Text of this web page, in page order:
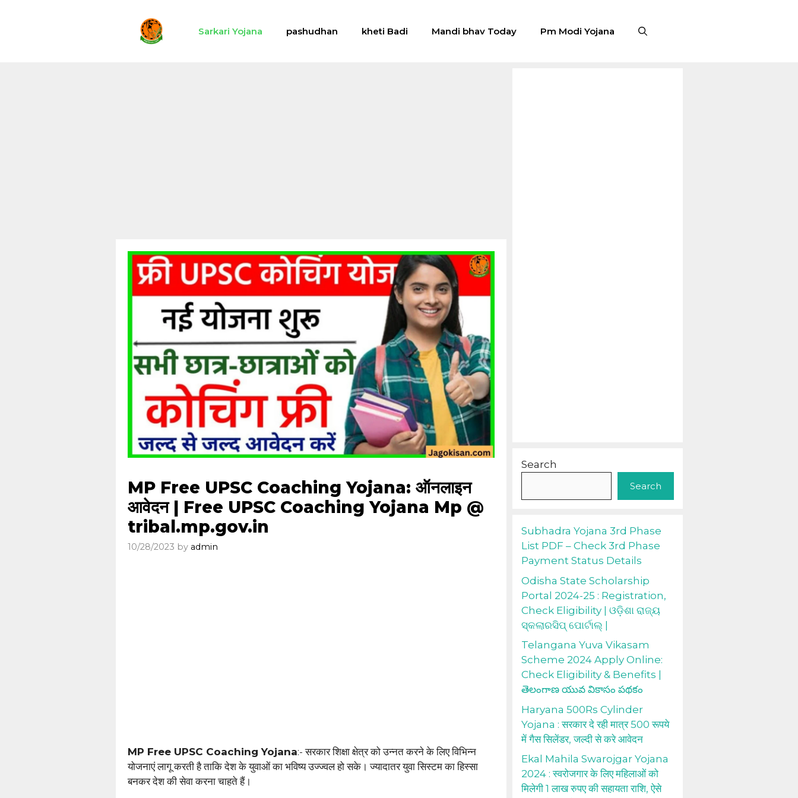
Sarkari Yojana pashudhan kheti Badi Mandi bhav Today Pm Modi Yojana
MP Free UPSC Coaching Yojana: ऑनलाइन
आवेदन | Free UPSC Coaching Yojana Mp @
tribal.mp.gov.in
10/28/2023 by admin
MP Free UPSC Coaching Yojana:- सरकार शिक्षा क्षेत्र को उन्नत करने के लिए विभिन्न
योजनाएं लागू करती है ताकि देश के युवाओं का भविष्य उज्ज्वल हो सके। ज्यादातर युवा सिस्टम का हिस्सा
बनकर देश की सेवा करना चाहते हैं।
Search
Search
Subhadra Yojana 3rd Phase
List PDF – Check 3rd Phase
Payment Status Details
Odisha State Scholarship
Portal 2024-25 : Registration,
Check Eligibility | ଓଡ଼ିଶା ରାଜ୍ୟ
ସ୍କଲାରସିପ୍ ପୋର୍ଟାଲ୍ |
Telangana Yuva Vikasam
Scheme 2024 Apply Online:
Check Eligibility & Benefits |
తెలంగాణ యువ వికాసం పథకం
Haryana 500Rs Cylinder
Yojana : सरकार दे रही मात्र 500 रूपये
में गैस सिलेंडर, जल्दी से करे आवेदन
Ekal Mahila Swarojgar Yojana
2024 : स्वरोजगार के लिए महिलाओं को
मिलेगी 1 लाख रुपए की सहायता राशि, ऐसे